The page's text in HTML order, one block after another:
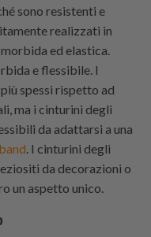
sono resistenti e
realizzati in
ed elastica.
e flessibile. I
spessi rispetto ad
ma i cinturini degli
da adattarsi a una
. I cinturini degli
da decorazioni o
un aspetto unico.